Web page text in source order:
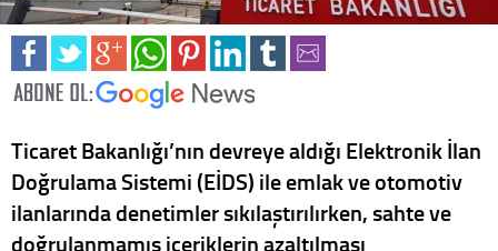
Ticaret Bakanlığı’nın devreye aldığı Elektronik İlan
Doğrulama Sistemi (EİDS) ile emlak ve otomotiv
ilanlarında denetimler sıkılaştırılırken, sahte ve
doğrulanmamış içeriklerin azaltılması